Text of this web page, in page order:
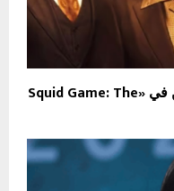
«نتفليكس» تكشف هوية المشاركين في «Squid Game: The